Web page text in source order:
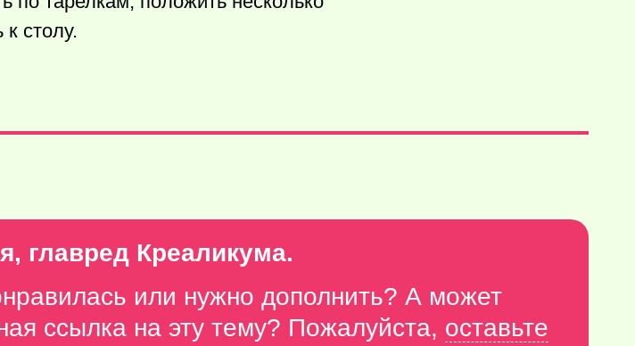
столу.
главред Креаликума.
или нужно дополнить? А может
ссылка на эту тему? Пожалуйста, оставьте